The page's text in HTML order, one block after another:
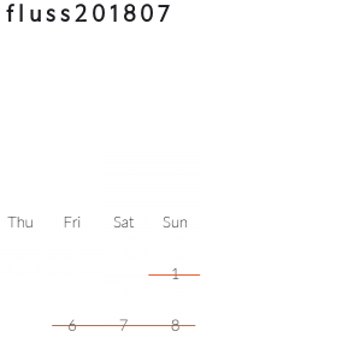
fluss201807